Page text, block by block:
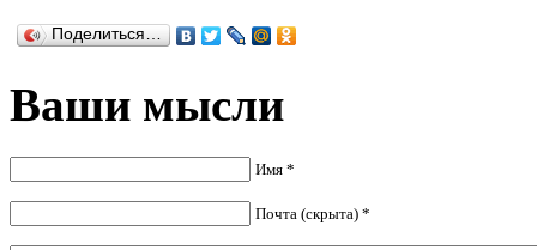
Поделиться…
Ваши мысли
Имя *
Почта (скрыта) *